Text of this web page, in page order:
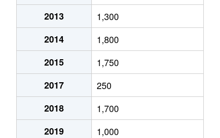
2013
1,300
2014
1,800
2015
1,750
2017
250
2018
1,700
2019
1,000